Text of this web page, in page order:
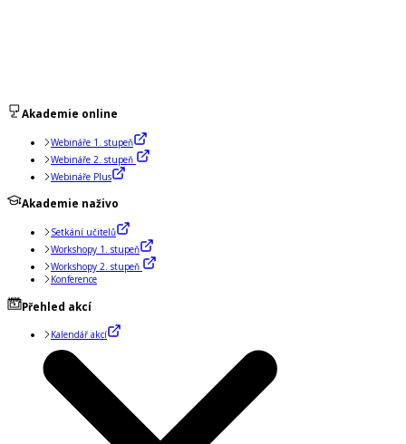
Akademie online
Webináře 1. stupeň
Webináře 2. stupeň
Webináře Plus
Akademie naživo
Setkání učitelů
Workshopy 1. stupeň
Workshopy 2. stupeň
Konference
Přehled akcí
Kalendář akcí